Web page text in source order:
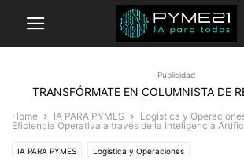
Publicidad
TRANSFÓRMATE EN COLUMNISTA DE
Home IA PARA PYMES Logística y
Eficiencia Operativa a través de la Inteligencia
IA PARA PYMES Logística y Operaciones